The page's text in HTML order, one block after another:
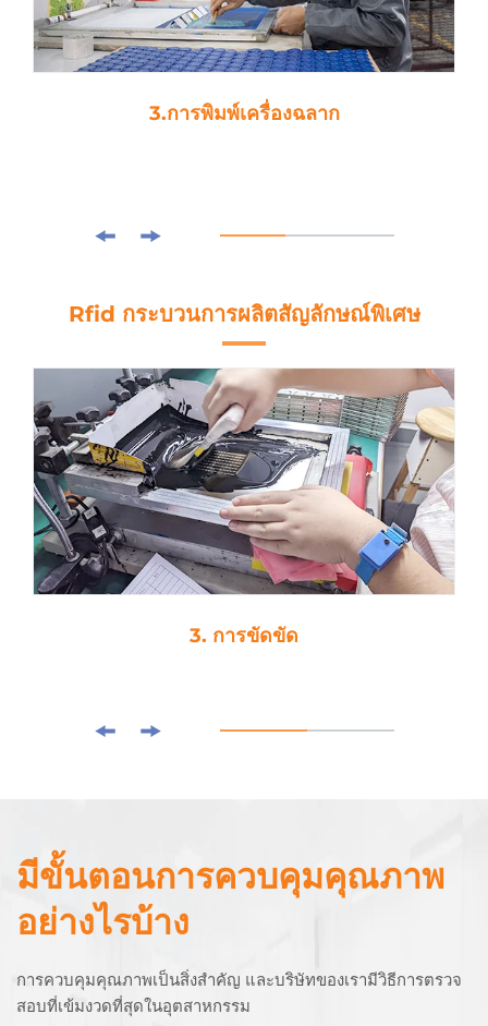
3.การพิมพ์เครื่องฉลาก
Rfid กระบวนการผลิตสัญลักษณ์พิเศษ
3. การขัดขัด
มีขั้นตอนการควบคุมคุณภาพ
อย่างไรบ้าง
การควบคุมคุณภาพเป็นสิ่งสําคัญ และบริษัทของเรามีวิธีการตรวจ
สอบที่เข้มงวดที่สุดในอุตสาหกรรม